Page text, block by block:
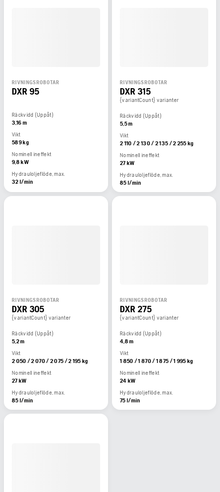
RIVNINGSROBOTAR
DXR 95
Räckvidd (Uppåt)
3,16 m
Vikt
589 kg
Nominell ineffekt
9,8 kW
Hydrauloljeflöde, max.
32 l/min
RIVNINGSROBOTAR
DXR 315
{variantCount} varianter
Räckvidd (Uppåt)
5,5 m
Vikt
2 110 / 2 130 / 2 135 / 2 255 kg
Nominell ineffekt
27 kW
Hydrauloljeflöde, max.
85 l/min
RIVNINGSROBOTAR
DXR 305
{variantCount} varianter
Räckvidd (Uppåt)
5,2 m
Vikt
2 050 / 2 070 / 2 075 / 2 195 kg
Nominell ineffekt
27 kW
Hydrauloljeflöde, max.
85 l/min
RIVNINGSROBOTAR
DXR 275
{variantCount} varianter
Räckvidd (Uppåt)
4,8 m
Vikt
1 850 / 1 870 / 1 875 / 1 995 kg
Nominell ineffekt
24 kW
Hydrauloljeflöde, max.
75 l/min